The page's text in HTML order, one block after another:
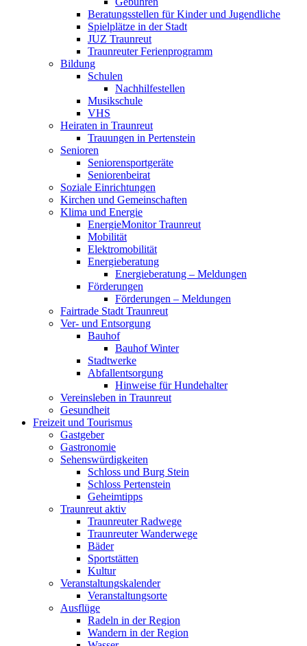
Beratungsstellen für Kinder und Jugendliche
Spielplätze in der Stadt
JUZ Traunreut
Traunreuter Ferienprogramm
Bildung
Schulen
Nachhilfestellen
Musikschule
VHS
Heiraten in Traunreut
Trauungen in Pertenstein
Senioren
Seniorensportgeräte
Seniorenbeirat
Soziale Einrichtungen
Kirchen und Gemeinschaften
Klima und Energie
EnergieMonitor Traunreut
Mobilität
Elektromobilität
Energieberatung
Energieberatung – Meldungen
Förderungen
Förderungen – Meldungen
Fairtrade Stadt Traunreut
Ver- und Entsorgung
Bauhof
Bauhof Winter
Stadtwerke
Abfallentsorgung
Hinweise für Hundehalter
Vereinsleben in Traunreut
Gesundheit
Freizeit und Tourismus
Gastgeber
Gastronomie
Sehenswürdigkeiten
Schloss und Burg Stein
Schloss Pertenstein
Geheimtipps
Traunreut aktiv
Traunreuter Radwege
Traunreuter Wanderwege
Bäder
Sportstätten
Kultur
Veranstaltungskalender
Veranstaltungsorte
Ausflüge
Radeln in der Region
Wandern in der Region